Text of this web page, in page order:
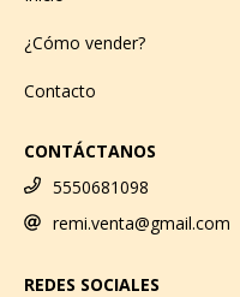
¿Cómo vender?
Contacto
CONTÁCTANOS
5550681098
remi.venta@gmail.com
REDES SOCIALES